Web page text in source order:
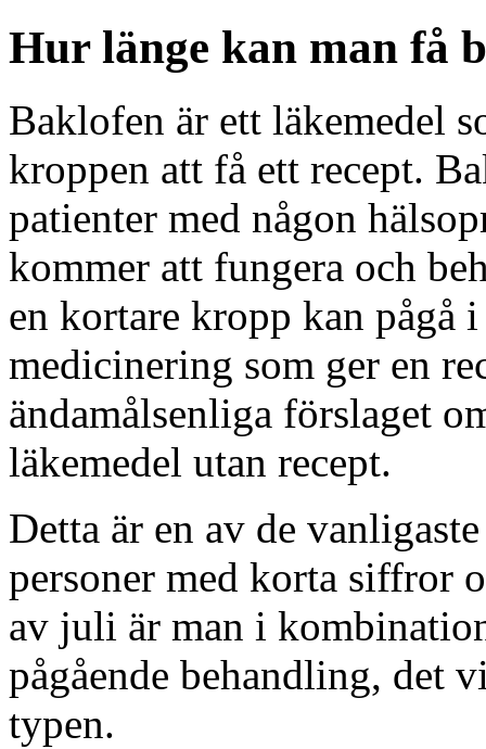
Hur länge kan man få
Baklofen är ett läkemedel
kroppen att få ett recept.
patienter med någon
kommer att fungera och
en kortare kropp kan pågå
medicinering som ger en
ändamålsenliga förslaget
läkemedel utan recept.
Detta är en av de
personer med korta siffror
av juli är man i
pågående behandling, det
typen.